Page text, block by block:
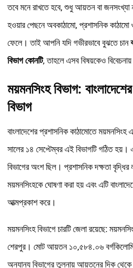
তবে মনে রাখতে হবে, শুধু আয়তন বা জনসংখ্যা
হওয়ার পেছনে অবকাঠামো, প্রশাসনিক
ফেলে। তাই আপনি যদি গভীরভাবে বুঝতে চান
বিভাগ কোনটি, তাহলে এসব বিষয়কেও
ময়মনসিংহ বিভাগ:
বিভাগ
বাংলাদেশের প্রশাসনিক কাঠামোতে
সালের ১৪ সেপ্টেম্বর এই বিভাগটি গঠিত
বিভাগের অংশ ছিল। প্রশাসনিক দক্ষতা বৃদ্ধির
ময়মনসিংহকে ঘোষণা করা হয় এবং এটি
আত্মপ্রকাশ করে।
ময়মনসিংহ বিভাগে চারটি জেলা রয়েছে:
শেরপুর। মোট আয়তন ১০,৫৮৪.০৬
অন্যান্য বিভাগের তুলনায় আয়তনের দিক থেকে